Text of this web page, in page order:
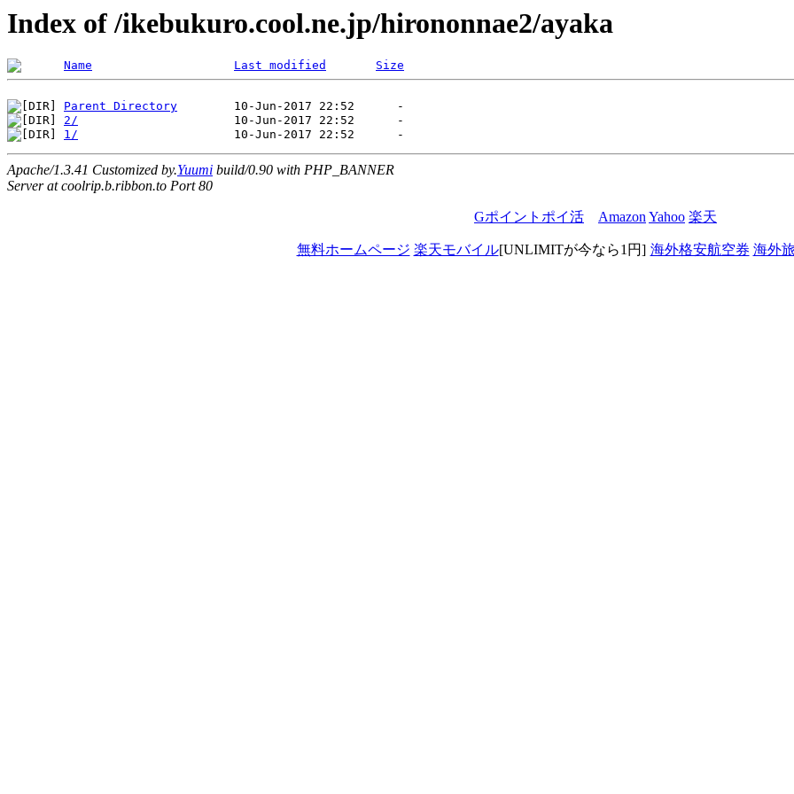
Index of /ikebukuro.cool.ne.jp/hirononnae2/ayaka
Name Last modified Size
Parent Directory
2/
1/
Apache/1.3.41 Customized by.Yuumi build/0.90 with PHP_BANNER
Server at coolrip.b.ribbon.to Port 80
Gポイントポイ活 AmazonYahoo 楽天
無料ホームページ 楽天モバイル[UNLIMITが今なら1円] 海外格安航空券 海外